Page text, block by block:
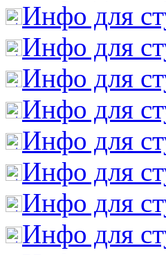
Инфо для
Инфо для
Инфо для
Инфо для
Инфо для
Инфо для
Инфо для
Инфо для